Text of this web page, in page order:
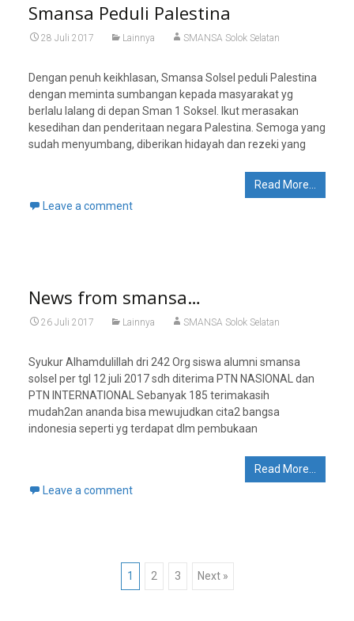
Smansa Peduli Palestina
28 Juli 2017 Lainnya SMANSA Solok Selatan
Dengan penuh keikhlasan, Smansa Solsel peduli Palestina
dengan meminta sumbangan kepada masyarakat yg
berlalu lalang di depan Sman 1 Soksel. Ikut merasakan
kesedihan dan penderitaan negara Palestina. Semoga yang
sudah menyumbang, diberikan hidayah dan rezeki yang
Read More…
Leave a comment
News from smansa…
26 Juli 2017 Lainnya SMANSA Solok Selatan
Syukur Alhamdulillah dri 242 Org siswa alumni smansa
solsel per tgl 12 juli 2017 sdh diterima PTN NASIONAL dan
PTN INTERNATIONAL Sebanyak 185 terimakasih
mudah2an ananda bisa mewujudkan cita2 bangsa
indonesia seperti yg terdapat dlm pembukaan
Read More…
Leave a comment
1 2 3 Next »